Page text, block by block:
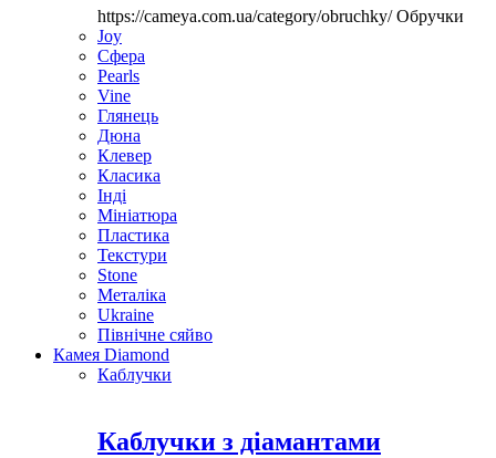
https://cameya.com.ua/category/obruchky/Обручки
Joy
Сфера
Pearls
Vine
Глянець
Дюна
Клевер
Класика
Інді
Мініатюра
Пластика
Текстури
Stone
Металіка
Ukraine
Північне сяйво
Камея Diamond
Каблучки
Каблучки з діамантами